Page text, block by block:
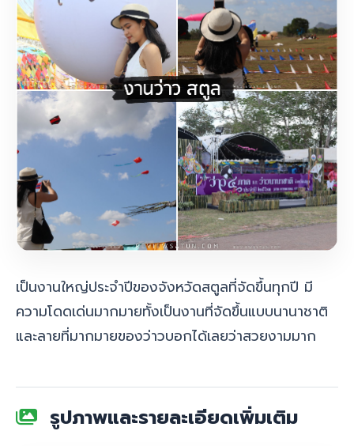
เป็นงานใหญ่ประจำปีของจังหวัดสตูลที่จัดขึ้นทุกปี มี
ความโดดเด่นมากมายทั้งเป็นงานที่จัดขึ้นแบบนานาชาติ
และลายที่มากมายของว่าวบอกได้เลยว่าสวยงามมาก
รูปภาพและรายละเอียดเพิ่มเติม